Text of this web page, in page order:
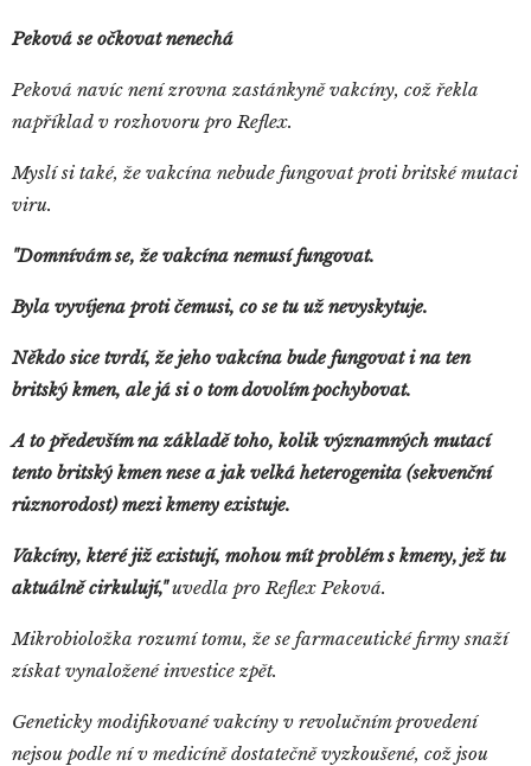
Peková se očkovat nenechá
Peková navíc není zrovna zastánkyně vakcíny, což řekla
například v rozhovoru pro Reflex.
Myslí si také, že vakcína nebude fungovat proti britské mutaci
viru.
"Domnívám se, že vakcína nemusí fungovat.
Byla vyvíjena proti čemusi, co se tu už nevyskytuje.
Někdo sice tvrdí, že jeho vakcína bude fungovat i na ten
britský kmen, ale já si o tom dovolím pochybovat.
A to především na základě toho, kolik významných mutací
tento britský kmen nese a jak velká heterogenita (sekvenční
různorodost) mezi kmeny existuje.
Vakcíny, které již existují, mohou mít problém s kmeny, jež tu
aktuálně cirkulují,"uvedla pro Reflex Peková.
Mikrobioložka rozumí tomu, že se farmaceutické firmy snaží
získat vynaložené investice zpět.
Geneticky modifikované vakcíny v revolučním provedení
nejsou podle ní v medicíně dostatečně vyzkoušené, což jsou